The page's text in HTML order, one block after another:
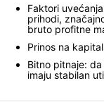
Faktori
prihodi,
bruto profitne
Prinos na
Bitno pitnaje:
imaju stabilan